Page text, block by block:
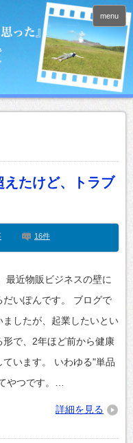
menu
たけど、トラブ
16件
最近物販ビジネスの壁に
いぽんです。 ブログで
ましたが、起業したいとい
形で、2年ほど前から健康
います。 いわゆる"単品
やつです。…
詳細を見る